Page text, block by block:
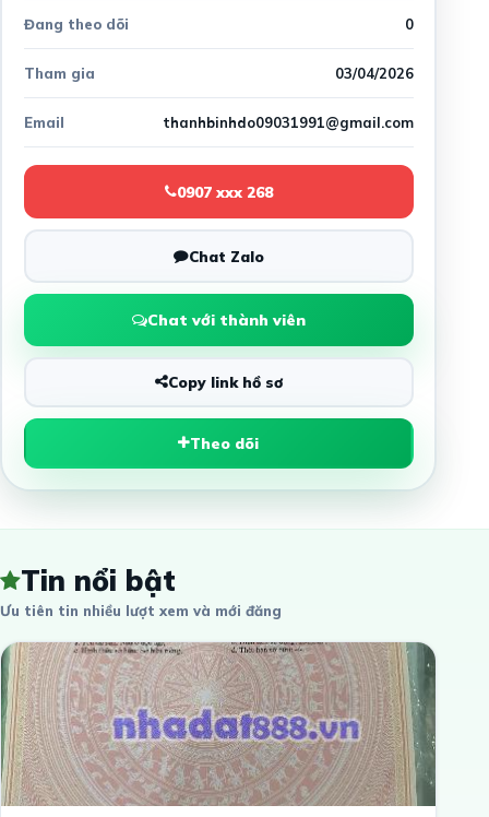
Đang theo dõi 0
Tham gia 03/04/2026
Email thanhbinhdo09031991@gmail.com
0907 xxx 268
Chat Zalo
Chat với thành viên
Copy link hồ sơ
Theo dõi
Tin nổi bật
Ưu tiên tin nhiều lượt xem và mới đăng